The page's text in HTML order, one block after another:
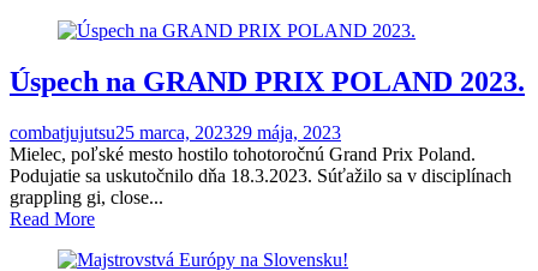
Úspech na GRAND PRIX POLAND 2023.
combatjujutsu25 marca, 202329 mája, 2023
Mielec, poľské mesto hostilo tohotoročnú Grand Prix Poland.
Podujatie sa uskutočnilo dňa 18.3.2023. Súťažilo sa v disciplínach
grappling gi, close...
Read More